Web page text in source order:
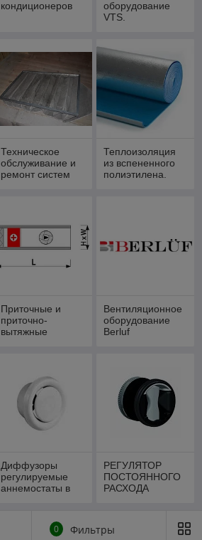
кондиционеров
оборудование
VTS.
Техническое
обслуживание и
ремонт систем
Теплоизоляция
из вспененного
полиэтилена.
Приточные и
приточно-
вытяжные
Вентиляционное
оборудование
Berluf
Диффузоры
регулируемые
аннемостаты в
РЕГУЛЯТОР
ПОСТОЯННОГО
РАСХОДА
0 Фильтры